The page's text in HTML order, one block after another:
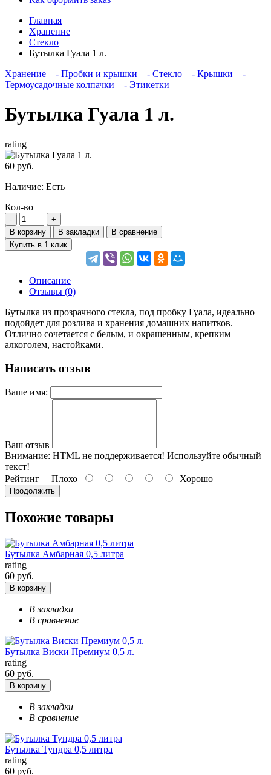
Главная
Хранение
Стекло
Бутылка Гуала 1 л.
Хранение
- Пробки и крышки - Стекло - Крышки
-
Термоусадочные колпачки
- Этикетки
Бутылка Гуала 1 л.
rating
60 руб.
Наличие: Есть
Кол-во
В корзину В закладки
В сравнение
Купить в 1 клик
Описание
Отзывы (0)
Бутылка из прозрачного стекла, под пробку Гуала, идеально
подойдет для розлива и хранения домашних напитков.
Отлично сочетается с белым, и окрашенным, крепким
алкоголем, настойками.
Написать отзыв
Ваше имя:
Ваш отзыв
Внимание: HTML не поддерживается! Используйте обычный
текст!
Рейтинг Плохо Хорошо
Продолжить
Похожие товары
Бутылка Амбарная 0,5 литра
rating
60 руб.
В корзину
В закладки
В сравнение
Бутылка Виски Премиум 0,5 л.
rating
60 руб.
В корзину
В закладки
В сравнение
Бутылка Тундра 0,5 литра
rating
60 руб.